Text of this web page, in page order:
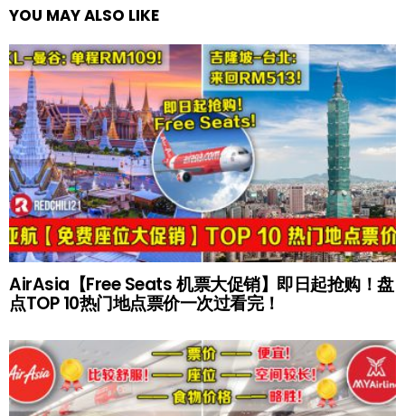
YOU MAY ALSO LIKE
AirAsia【Free Seats 机票大促销】即日起抢购！盘
点TOP 10热门地点票价一次过看完！